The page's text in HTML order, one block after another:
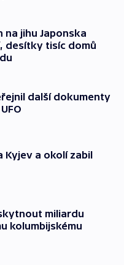
na jihu Japonska
desítky tisíc domů
další dokumenty
Kyjev a okolí zabil
miliardu
kolumbijskému